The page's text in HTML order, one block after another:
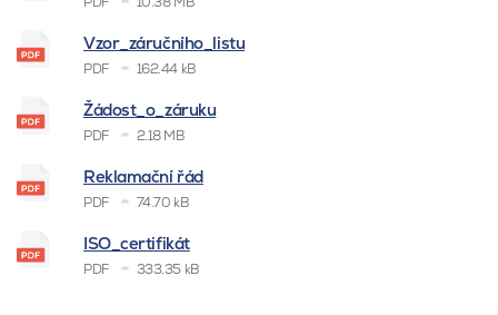
Vzor_záručního_listu
PDF 162.44 kB
Žádost_o_záruku
PDF 2.18 MB
Reklamační řád
PDF 74.70 kB
ISO_certifikát
PDF 333.35 kB